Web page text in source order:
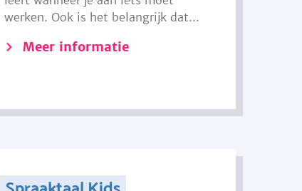
werken. Ook is het belangrijk dat...
Meer informatie